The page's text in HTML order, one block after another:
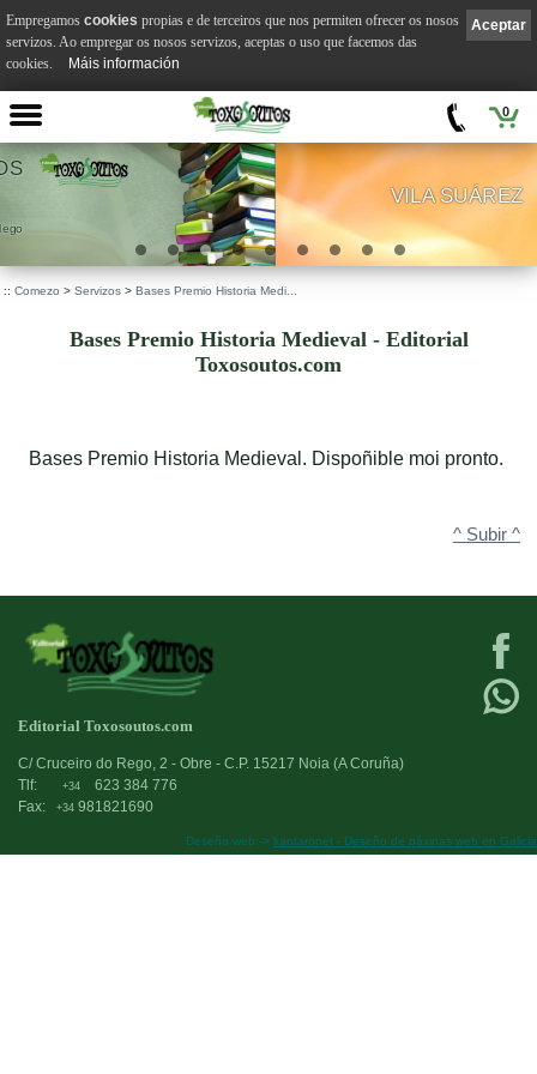
0
VILA SUÁREZ
:: Comezo > Servizos > Bases Premio Historia Medi...
Bases Premio Historia Medieval - Editorial
Toxosoutos.com
Bases Premio Historia Medieval. Dispoñible moi pronto.
^ Subir ^
Editorial Toxosoutos.com
C/ Cruceiro do Rego, 2 - Obre - C.P. 15217 Noia (A Coruña)
Tlf:
+34
623 384 776
Fax:
+34 981821690
Deseño web:-> kantaronet - Deseño de páxinas web en Galicia
Aceptar
Empregamos cookies propias e de terceiros que nos permiten ofrecer os nosos
servizos. Ao empregar os nosos servizos, aceptas o uso que facemos das
cookies.
Máis información